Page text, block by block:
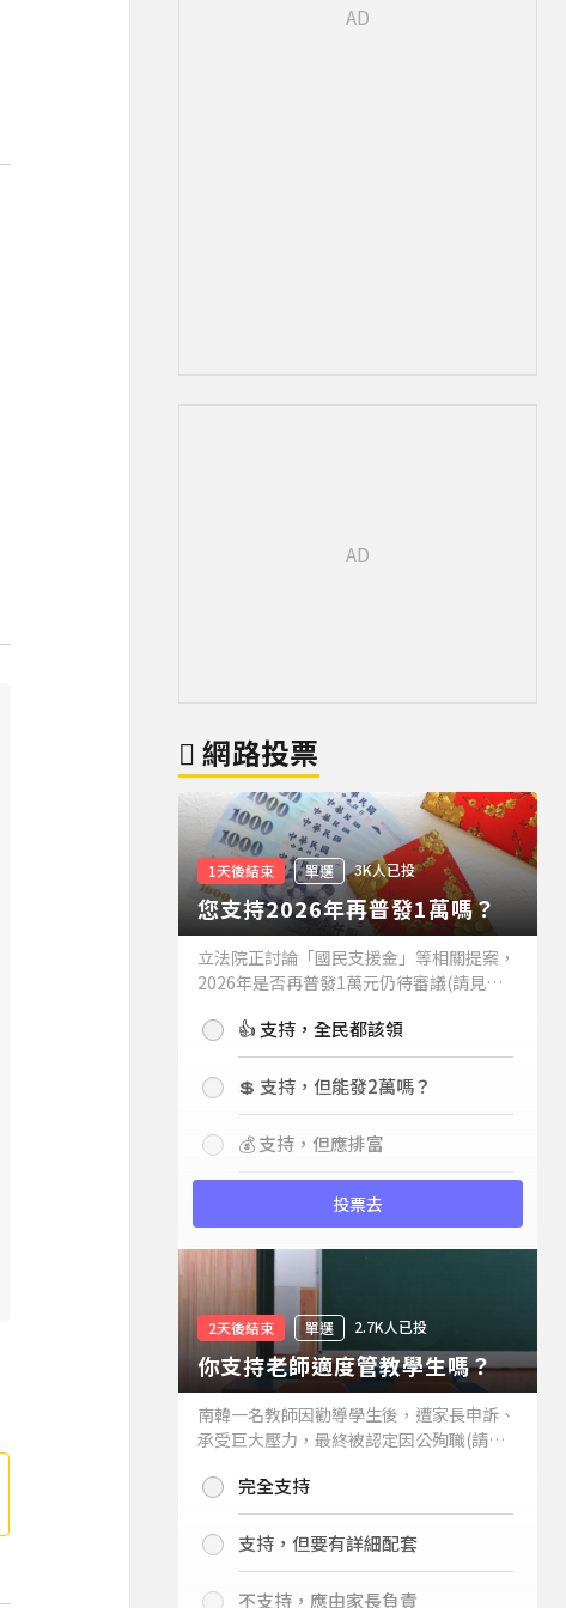
網路投票
1天後結束 單選 3K人已投
您支持2026年再普發1萬嗎？
立法院正討論「國民支援金」等相關提案，
2026年是否再普發1萬元仍待審議(請見下
持嗎？👍 支持，全民都該領
💲 支持，但能發2萬嗎？
💰 支持，但應排富
投票去
2天後結束 單選 2.7K人已投
你支持老師適度管教學生嗎？
南韓一名教師因勸導學生後，遭家長申訴、
承受巨大壓力，最終被認定因公殉職(請見
你支持老師適度管教學生嗎？
完全支持
支持，但要有詳細配套
不支持，應由家長負責